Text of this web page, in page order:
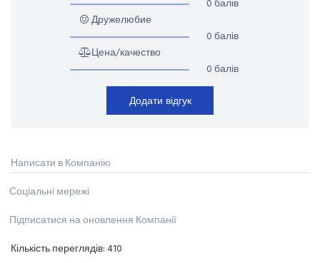
0 балів
Дружелюбие
0 балів
Цена/качество
0 балів
Додати відгук
Написати в Компанію
Соціальні мережі
Підписатися на оновлення Компанії
Кількість переглядів:410